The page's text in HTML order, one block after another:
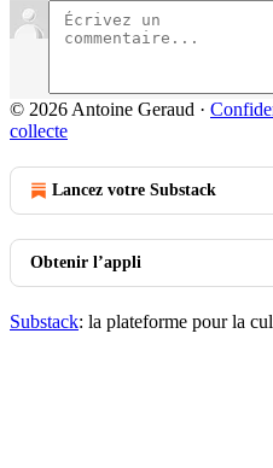
© 2026 Antoine Geraud ·
collecte
Lancez votre Substack
Obtenir l’appli
Substack: la plateforme pour la